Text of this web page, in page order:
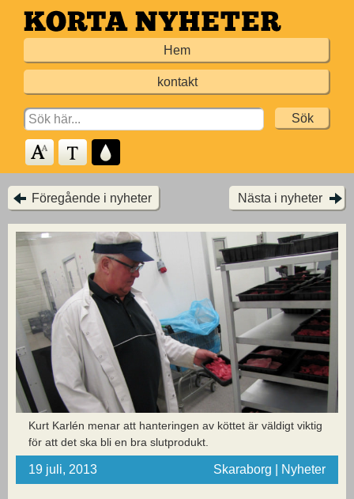
Hoppa
till
Hem
kontakt
Search
for:
Föregående i nyheter Nästa i nyheter
Kurt Karlén menar att hanteringen av köttet är väldigt viktig
för att det ska bli en bra slutprodukt.
19 juli, 2013 Skaraborg | Nyheter